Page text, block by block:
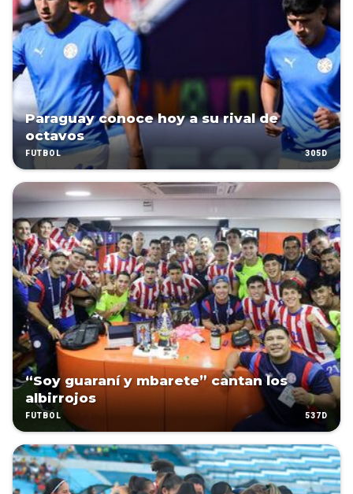
Paraguay conoce hoy a su rival de
octavos
FÚTBOL 305D
“Soy guaraní y mbarete” cantan los
albirrojos
FÚTBOL 537D